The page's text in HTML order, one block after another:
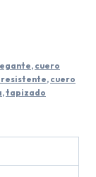
, cuero
resistente, cuero
,tapizado